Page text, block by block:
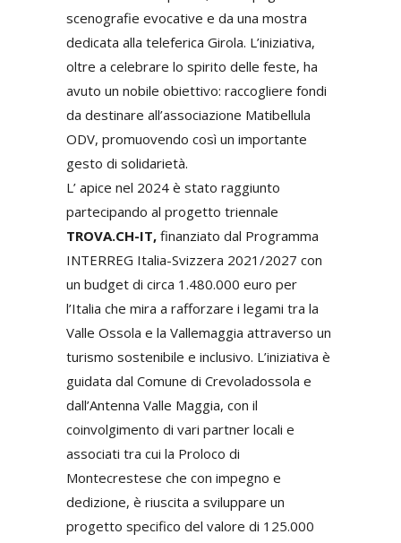
scenografie evocative e da una mostra
dedicata alla teleferica Girola. L’iniziativa,
oltre a celebrare lo spirito delle feste, ha
avuto un nobile obiettivo: raccogliere fondi
da destinare all’associazione Matibellula
ODV, promuovendo così un importante
gesto di solidarietà.
L’ apice nel 2024 è stato raggiunto
partecipando al progetto triennale
TROVA.CH-IT, finanziato dal Programma
INTERREG Italia-Svizzera 2021/2027 con
un budget di circa 1.480.000 euro per
l’Italia che mira a rafforzare i legami tra la
Valle Ossola e la Vallemaggia attraverso un
turismo sostenibile e inclusivo. L’iniziativa è
guidata dal Comune di Crevoladossola e
dall’Antenna Valle Maggia, con il
coinvolgimento di vari partner locali e
associati tra cui la Proloco di
Montecrestese che con impegno e
dedizione, è riuscita a sviluppare un
progetto specifico del valore di 125.000